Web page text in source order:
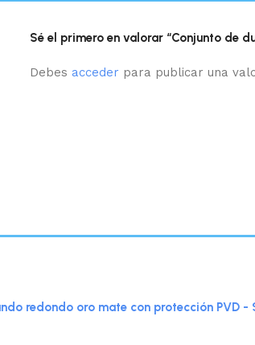
Sé el primero en valorar “Conjunto de
Debes acceder para publicar una
redondo oro mate con protección PVD -